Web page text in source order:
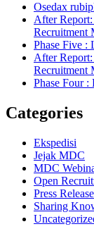
Osedax
After Report:
Recruitment
Phase Five :
After
Recruitment
Phase Four
Categories
Ekspedisi
Jejak MDC
MDC
Open
Press Release
Sharing